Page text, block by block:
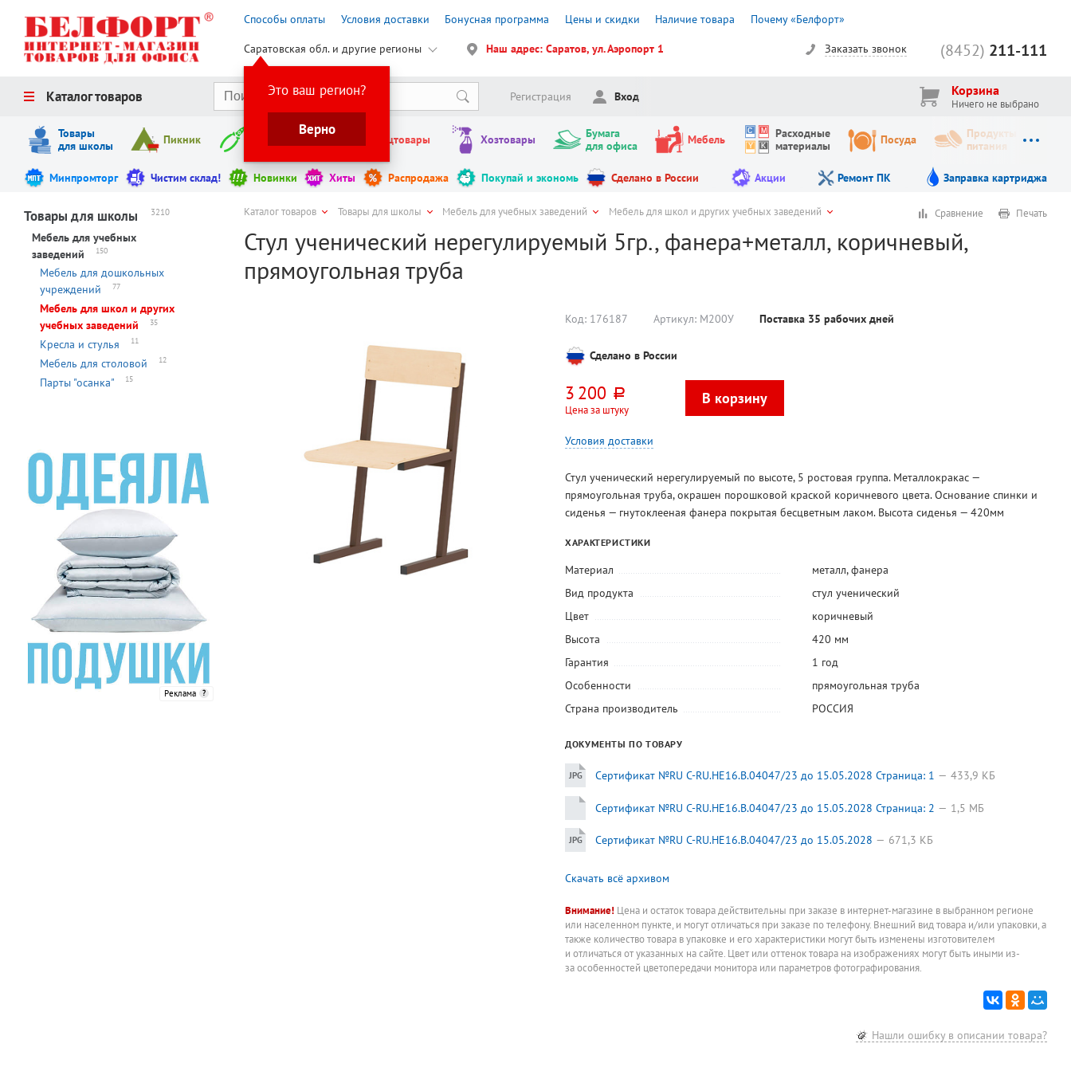
Способы оплаты Условия доставки Бонусная программа Цены и скидки Наличие товара Почему «Белфорт»
Саратовская обл. и другие регионы
Это ваш регион?
Верно
Наш адрес: Саратов, ул. Аэропорт 1 (8452) 211-111
Заказать звонок
Каталог товаров Регистрация Вход Корзина
Ничего не выбрано
Товары
для школы
Пикник Инструменты Канцтовары Хозтовары
Бумага
для офиса
Мебель
Расходные
материалы
Посуда
Продукты
питания
Минпромторг Чистим склад! Новинки Хиты Распродажа Покупай и экономь Сделано в России Акции Ремонт ПК Заправка картриджа
Товары для школы 3210
Мебель для учебных
заведений
150
Мебель для дошкольных
учреждений
77
Мебель для школ и других
учебных заведений
35
Кресла и стулья 11
Мебель для столовой 12
Парты "осанка" 15
Реклама
Каталог товаров Товары для школы Мебель для учебных заведений Мебель для школ и других учебных заведений
Стул ученический нерегулируемый 5гр., фанера+металл, коричневый,
прямоугольная труба
Сравнение Печать
Код: 176187 Артикул: М200У Поставка 35 рабочих дней
Сделано в России
3 200 руб.
Цена за штуку
Условия доставки
Стул ученический нерегулируемый по высоте, 5 ростовая группа. Металлокракас —
прямоугольная труба, окрашен порошковой краской коричневого цвета. Основание спинки и
сиденья — гнутоклееная фанера покрытая бесцветным лаком. Высота сиденья — 420мм
ХАРАКТЕРИСТИКИ
Материал металл,фанера
Вид продукта
стул ученический
Цвет
коричневый
Высота
420 мм
Гарантия
1 год
Особенности
прямоугольная труба
Страна производитель
РОССИЯ
ДОКУМЕНТЫ ПО ТОВАРУ
Сертификат №RU C-RU.HE16.B.04047/23 до 15.05.2028 Страница: 1 433,9 КБ
Сертификат №RU C-RU.HE16.B.04047/23 до 15.05.2028 Страница: 2 1,5 МБ
Сертификат №RU C-RU.HE16.B.04047/23 до 15.05.2028 671,3 КБ
Скачать всё архивом
Внимание! Цена и остаток товара действительны при заказе в интернет-магазине в выбранном регионе
или населенном пункте, и могут отличаться при заказе по телефону. Внешний вид товара и/или упаковки, а
также количество товара в упаковке и его характеристики могут быть изменены изготовителем
и отличаться от указанных на сайте. Цвет или оттенок товара на изображениях могут быть иными из-
за особенностей цветопередачи монитора или параметров фотографирования.
Нашли ошибку в описании товара?